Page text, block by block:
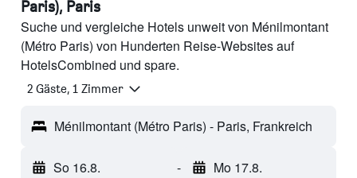
Paris), Paris
Suche und vergleiche Hotels unweit von Ménilmontant
(Métro Paris) von Hunderten Reise-Websites auf
HotelsCombined und spare.
2 Gäste, 1 Zimmer
Ménilmontant (Métro Paris) - Paris, Frankreich
So 16.8. - Mo 17.8.